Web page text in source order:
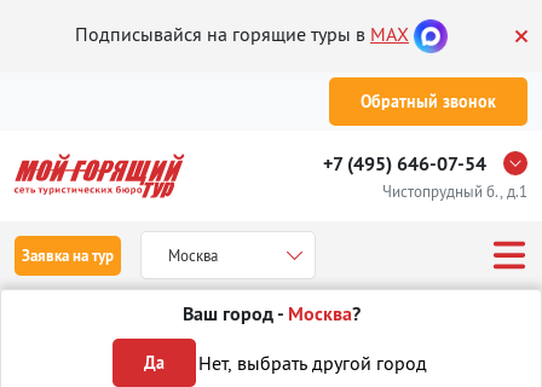
Подписывайся на горящие туры в MAX
Обратный звонок
+7 (495) 646-07-54
Чистопрудный б., д.1
Заявка на тур Москва
Ваш город - Москва?
Да Нет, выбрать другой город
Отели в Данию Копенгаген